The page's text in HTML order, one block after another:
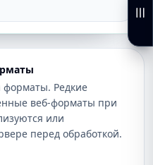
форматы. Редкие
веб-форматы при
или
перед обработкой.